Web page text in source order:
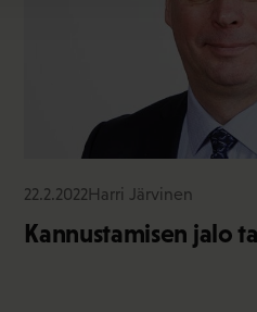
22.2.2022Harri Järvinen
Kannustamisen jalo